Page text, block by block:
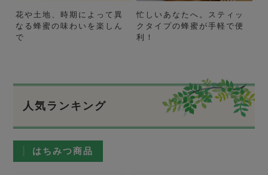
花や土地、時期によって異
なる蜂蜜の味わいを楽しん
で
忙しいあなたへ。スティッ
クタイプの蜂蜜が手軽で便
利！
人気ランキング
はちみつ商品